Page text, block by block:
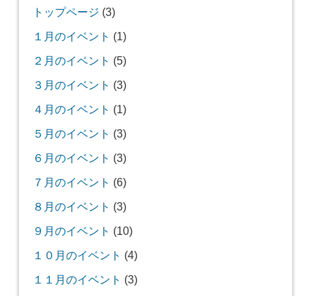
トップページ (3)
１月のイベント (1)
２月のイベント (5)
３月のイベント (3)
４月のイベント (1)
５月のイベント (3)
６月のイベント (3)
７月のイベント (6)
８月のイベント (3)
９月のイベント (10)
１０月のイベント (4)
１１月のイベント (3)